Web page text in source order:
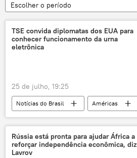
Escolher o período
TSE convida diplomatas dos EUA para
conhecer funcionamento da urna
eletrônica
25 de julho, 19:25
Notícias do Brasil
Américas
Estados Unidos
TSE
Organização dos Estados Americanos (OEA)
Brasil
Embaixada
Rússia está pronta para ajudar África a
reforçar independência econômica, diz
Lavrov